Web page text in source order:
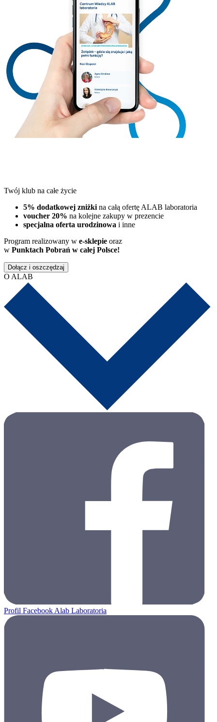
Twój klub na całe życie
5% dodatkowej zniżki na całą ofertę ALAB laboratoria
voucher 20% na kolejne zakupy w prezencie
specjalna oferta urodzinowa i inne
Program realizowany w e-sklepie oraz
w Punktach Pobrań w całej Polsce!
Dołącz i oszczędzaj
O ALAB
Profil Facebook Alab Laboratoria